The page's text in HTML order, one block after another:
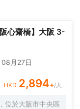
同時又能增添家的温
和吹風機，讓您感受
閒設施，旨在為旅客
店會提供接機服務。
South Park
過精心的考慮和安
同時又能增添家的温
咖啡壺/茶壺，以滿足
和吹風機，讓您感受
閒設施，旨在為旅客
店會提供接機服務。
阪心齋橋】大阪 3-
08月27日
HKD 2,894+/人
位於大阪市中央區